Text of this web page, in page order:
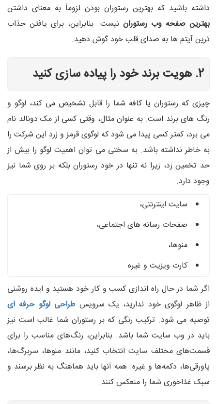
داشته باشید که بهترین رستوران بودن لزوماً به معنای داشتن
بهترین صفحه وب رستوران نیست. بنابراین، برای یافتن جذاب
ترین آیتم ها به صدای قلب خود گوش دهید.
2. هویت برند خود را پیاده سازی کنید
چیزی که رستوران یا کافه شما را قابل تشخیص می کند، لوگو و
رنگ های برند است. به عنوان مثال، وقتی کسی از مک دونالد نام
می برد، کمتر کسی پیدا می شود که لوگوی قرمز و زرد این شرکت را
به خاطر نداشته باشد. به سختی می توان اهمیت لوگو را بیش از
حد تخمین زد، زیرا نه تنها در خود رستوران بلکه بر روی شما نیز
وجود دارد.
سایت اینترنتی،
صفحات رسانه های اجتماعی،
منوها،
کارت ویزیت و غیره
اگر شما در حال راه اندازی کسب و کار خود هستید و ایده روشنی
از ظاهر لوگوی خود ندارید، یک سرویسطراحی لوگو حرفه ای
توصیه می شود. ترکیب رنگی که بر رستوران شما غالب است نیز
باید در وب سایت شما باشد. بنابراین، رنگ‌های مناسب را برای
قسمت‌های مختلف سایت انتخاب کنید، مانند منوها، سربرگ‌ها،
پاورقی‌ها، دکمه‌ها و غیره. همه آنها باید هماهنگ به نظر برسند و
سبک غذاخوری شما را منعکس کنند.